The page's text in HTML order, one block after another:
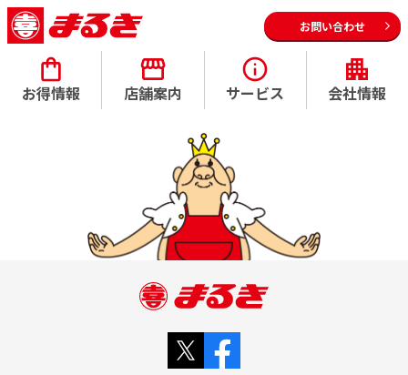
お得情報 店舗案内 サービス 会社情報
お問い合わせ